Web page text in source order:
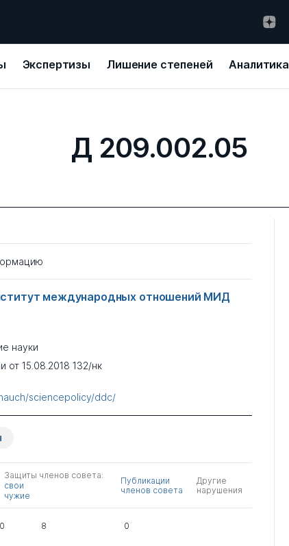
Экспертизы Лишение степеней Аналитика
Д 209.002.05
международных отношений МИД
науки
от 15.08.2018 132/нк
sciencepolicy/ddc/
Защиты членов совета:
свои
чужие
Публикации
членов совета
Другие
нарушения
0 8 0